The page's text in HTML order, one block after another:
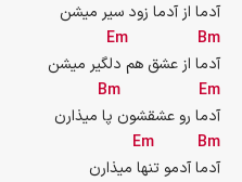
آدما از آدما زود سیر میشن
Em
Bm
آدما از عشق هم دلگیر ميشن
Bm
Em
آدما رو عشقشون پا میذارن
Em
Bm
آدما آدمو تنها میذارن